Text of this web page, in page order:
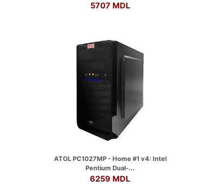
5707 MDL
ATOL PC1027MP - Home #1 v4: Intel
Pentium Dual-...
6259 MDL